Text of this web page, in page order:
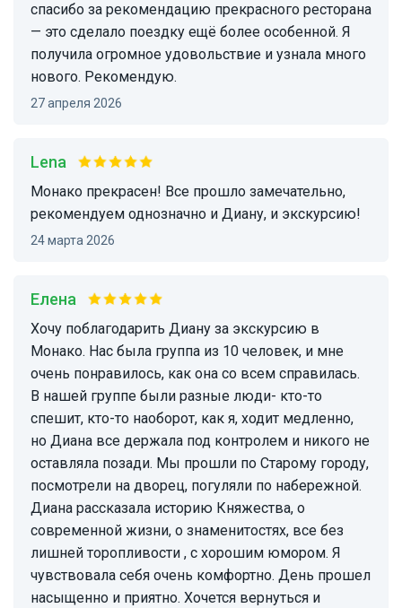
спасибо за рекомендацию прекрасного ресторана
— это сделало поездку ещё более особенной. Я
получила огромное удовольствие и узнала много
нового. Рекомендую.
27 апреля 2026
Lena
Монако прекрасен! Все прошло замечательно,
рекомендуем однозначно и Диану, и экскурсию!
24 марта 2026
Елена
Хочу поблагодарить Диану за экскурсию в
Монако. Нас была группа из 10 человек, и мне
очень понравилось, как она со всем справилась.
В нашей группе были разные люди- кто-то
спешит, кто-то наоборот, как я, ходит медленно,
но Диана все держала под контролем и никого не
оставляла позади. Мы прошли по Старому городу,
посмотрели на дворец, погуляли по набережной.
Диана рассказала историю Княжества, о
современной жизни, о знаменитостях, все без
лишней торопливости , с хорошим юмором. Я
чувствовала себя очень комфортно. День прошел
насыщенно и приятно. Хочется вернуться и